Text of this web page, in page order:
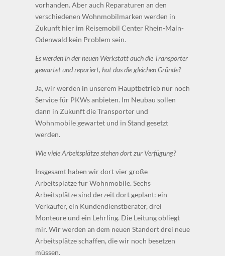
vorhanden. Aber auch Reparaturen an den
verschiedenen Wohnmobilmarken werden in
Zukunft hier im Reisemobil Center Rhein-Main-
Odenwald kein Problem sein.
Es werden in der neuen Werkstatt auch die Transporter
gewartet und repariert, hat das die gleichen Gründe?
Ja, wir werden in unserem Hauptbetrieb nur noch
Service für PKWs anbieten. Im Neubau sollen
dann in Zukunft die Transporter und
Wohnmobile gewartet und in Stand gesetzt
werden.
Wie viele Arbeitsplätze stehen dort zur Verfügung?
Insgesamt haben wir dort vier große
Arbeitsplätze für Wohnmobile. Sechs
Arbeitsplätze sind derzeit dort geplant: ein
Verkäufer, ein Kundendienstberater, drei
Monteure und ein Lehrling. Die Leitung obliegt
mir. Wir werden an dem neuen Standort drei neue
Arbeitsplätze schaffen, die wir noch besetzen
müssen.